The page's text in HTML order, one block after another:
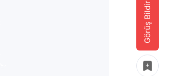
Görüş Bildir